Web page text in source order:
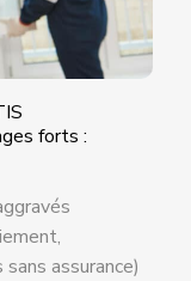
forts :
assurance)